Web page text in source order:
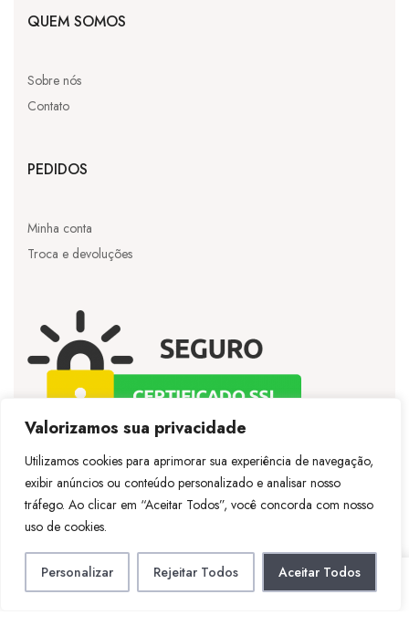
Valorizamos sua privacidade
Utilizamos cookies para aprimorar sua experiência de navegação,
exibir anúncios ou conteúdo personalizado e analisar nosso
tráfego. Ao clicar em “Aceitar Todos”, você concorda com nosso
uso de cookies.
Personalizar Rejeitar Todos Aceitar Todos
QUEM SOMOS
Sobre nós
Contato
PEDIDOS
Minha conta
Troca e devoluções
©Licie– Todos os direitos reservados – Desenvolvido